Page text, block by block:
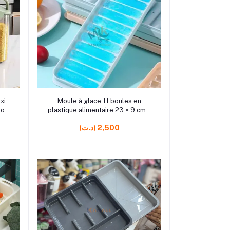
Ajouter au panier
Moule à glace 11 boules en
plastique alimentaire 23 × 9 cm –
(د.ت) 2,500